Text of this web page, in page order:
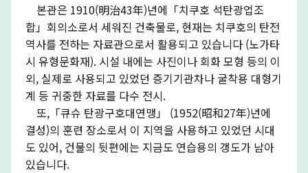
본관은 1910(明治43年)년에「치쿠호 석탄광업조
합」회의소로서 세워진 건축물로, 현재는 치쿠호의 탄전
역사를 전하는 자료관으로서 활용되고 있습니다 (노가타
시 유형문화재). 시설 내에는 사진이나 회화 모형 등의 이
외, 실제로 사용되고 있었던 증기기관차나 굴착용 대형기
계 등 귀중한 자료를 다수 전시.
또,「큐슈 탄광구호대연맹」 (1952(昭和27年)년에
결성)의 훈련 장소로서 이 지역을 사용하고 있었던 시대
도 있어, 건물의 뒷편에는 지금도 연습용의 갱도가 남아
있습니다.